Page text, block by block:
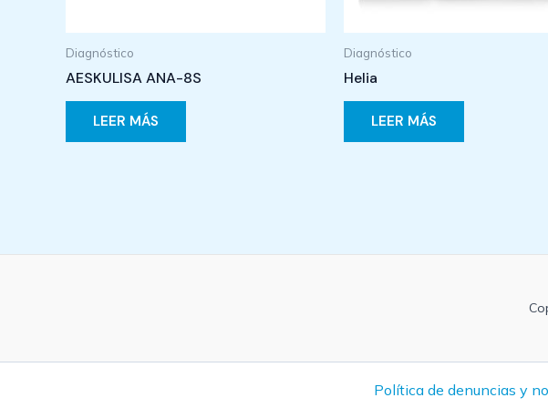
Diagnóstico
AESKULISA ANA-8S
LEER MÁS
Diagnóstico
Helia
LEER MÁS
Política de denuncias y